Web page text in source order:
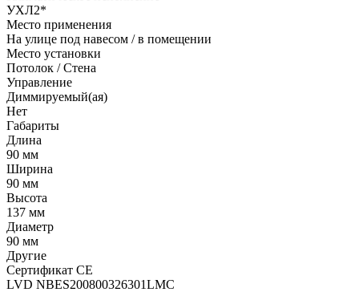
УХЛ2*
Место применения
На улице под навесом / в помещении
Место установки
Потолок / Cтена
Управление
Диммируемый(ая)
Нет
Габариты
Длина
90 мм
Ширина
90 мм
Высота
137 мм
Диаметр
90 мм
Другие
Сертификат CE
LVD NBES200800326301LMC